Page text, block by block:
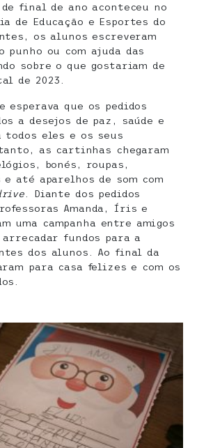
final de ano aconteceu no
de Educação e Esportes do
os alunos escreveram
ou com ajuda das
sobre o que gostariam de
de 2023.
esperava que os pedidos
a desejos de paz, saúde e
todos eles e os seus
as cartinhas chegaram
bonés, roupas,
e até aparelhos de som com
. Diante dos pedidos
Amanda, Íris e
uma campanha entre amigos
fundos para a
dos alunos. Ao final da
para casa felizes e com os